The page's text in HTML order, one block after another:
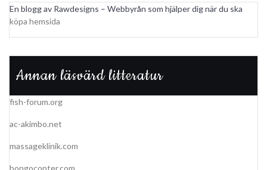
En blogg av Rawdesigns – Webbyrån som hjälper dig när du ska
köpa hemsida
Annan läsvärd litteratur
fish-forum.org
ac-akimbo.net
massageklinik.com
bongocopter.com